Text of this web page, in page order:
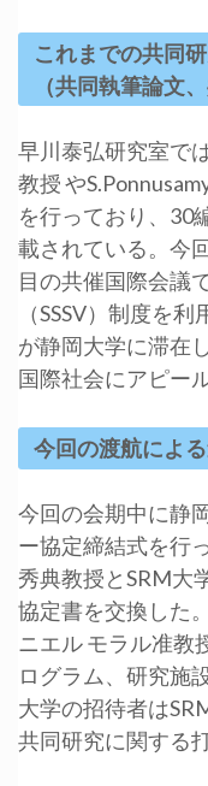
これまでの共同
（共同執筆論文
早川泰弘研究室で
教授 や
を行っており、30
載されている。今
目の共催国際会議
（SSSV）制度を
が静岡大学に滞在
国際社会にアピー
今回の渡航によ
今回の会期中に静
ー協定締結式を行
秀典教授とSRM大
協定書を交換した
ニエル モラル准教
ログラム、研究施
大学の招待者は
共同研究に関する